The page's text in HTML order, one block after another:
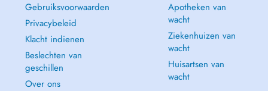
Gebruiksvoorwaarden
Privacybeleid
Klacht indienen
Beslechten van
geschillen
Over ons
Apotheken van
wacht
Ziekenhuizen van
wacht
Huisartsen van
wacht